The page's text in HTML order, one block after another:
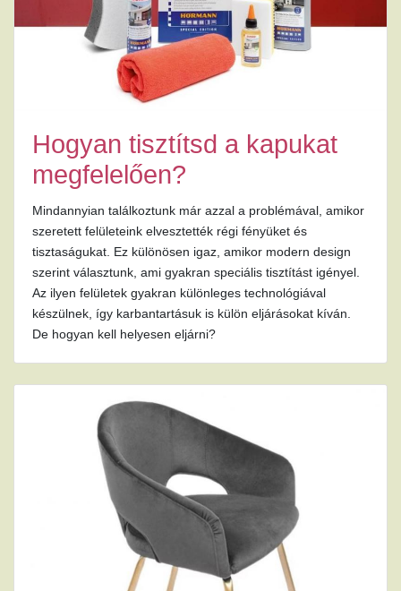
Hogyan tisztítsd a kapukat
megfelelően?
Mindannyian találkoztunk már azzal a problémával, amikor
szeretett felületeink elvesztették régi fényüket és
tisztaságukat. Ez különösen igaz, amikor modern design
szerint választunk, ami gyakran speciális tisztítást igényel.
Az ilyen felületek gyakran különleges technológiával
készülnek, így karbantartásuk is külön eljárásokat kíván.
De hogyan kell helyesen eljárni?